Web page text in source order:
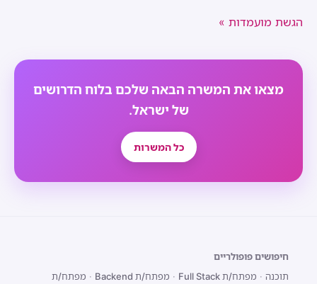
הגשת מועמדות »
מצאו את המשרה הבאה שלכם בלוח הדרושים
של ישראל.
כל המשרות
חיפושים פופולריים
תוכנה · מפתח/ת Full Stack · מפתח/ת Backend · מפתח/ת